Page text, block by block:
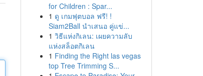
for Children : Spar...
1 ดู เกมฟุตบอล ฟรี! !
Siam2Ball นำเสนอ คู่แข่...
1 วิธีแห่งกิเลน: เผยความลับ
แห่งสล็อตกิเลน
1 Finding the Right las vegas
top Tree Trimming S...